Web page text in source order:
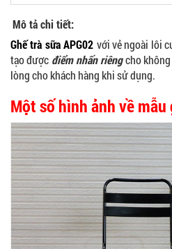
Mô tả chi tiết:
Ghế trà sữa APG02 với vẻ ngoài lôi
tạo được điểm nhấn riêngcho không
lòng cho khách hàng khi sử dụng.
Một số hình ảnh về mẫu